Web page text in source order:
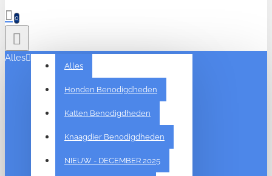
0
Alles
Alles
Honden Benodigdheden
Katten Benodigdheden
Knaagdier Benodigdheden
NIEUW - DECEMBER 2025